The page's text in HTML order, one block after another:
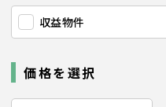
収益物件
価格を選択